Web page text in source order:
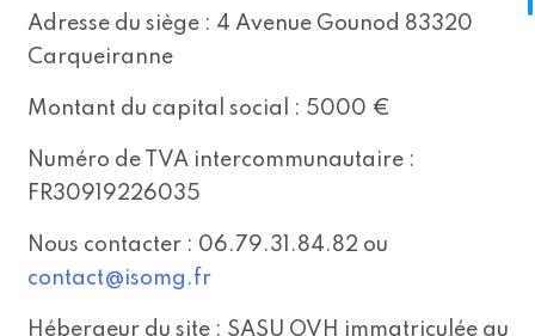
Adresse du siège : 4 Avenue Gounod 83320
Carqueiranne
Montant du capital social : 5000 €
Numéro de TVA intercommunautaire :
FR30919226035
Nous contacter : 06.79.31.84.82 ou
contact@isomg.fr
Hébergeur du site : SASU OVH immatriculée au